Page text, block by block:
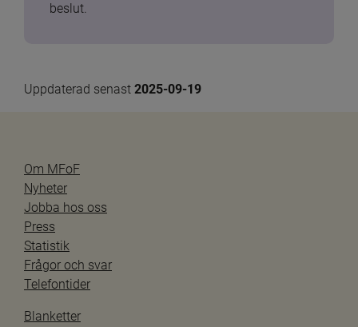
beslut.
Uppdaterad senast 2025-09-19
Om MFoF
Nyheter
Jobba hos oss
Press
Statistik
Frågor och svar
Telefontider
Blanketter